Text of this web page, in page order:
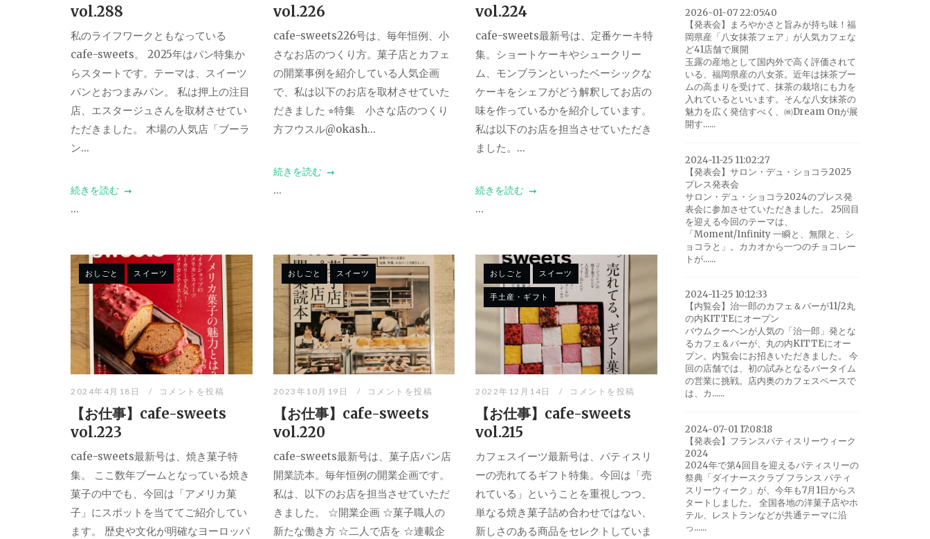
vol.288
私のライフワークともなっている
cafe-sweets。 2025年はパン特集か
らスタートです。テーマは、スイーツ
パンとおつまみパン。 私は押上の注目
店、エスタージュさんを取材させてい
ただきました。 木場の人気店「ブーラ
ン...
続きを読む
...
vol.226
cafe-sweets226号は、毎年恒例、小
さなお店のつくり方。菓子店とカフェ
の開業事例を紹介している人気企画
で、私は以下のお店を取材させていた
だきました ⭐︎特集 小さな店のつくり
方フウスル@okash...
続きを読む
...
vol.224
cafe-sweets最新号は、定番ケーキ特
集。ショートケーキやシュークリー
ム、モンブランといったベーシックな
ケーキをシェフがどう解釈してお店の
味を作っているかを紹介しています。
私は以下のお店を担当させていただき
ました。...
続きを読む
...
おしごと スイーツ
2024年4月18日 コメントを投稿
【お仕事】cafe-sweets
vol.223
cafe-sweets最新号は、焼き菓子特
集。 ここ数年ブームとなっている焼き
菓子の中でも、今回は「アメリカ菓
子」にスポットを当ててご紹介してい
ます。 歴史や文化が明確なヨーロッパ
おしごと スイーツ
2023年10月19日 コメントを投稿
【お仕事】cafe-sweets
vol.220
cafe-sweets最新号は、菓子店パン店
開業読本。毎年恒例の開業企画です。
私は、以下のお店を担当させていただ
きました。 ☆開業企画 ☆菓子職人の
新たな働き方 ☆二人で店を ☆連載企
おしごと スイーツ
手土産・ギフト
2022年12月14日 コメントを投稿
【お仕事】cafe-sweets
vol.215
カフェスイーツ最新号は、パティスリ
ーの売れてるギフト特集。今回は「売
れている」ということを重視しつつ、
単なる焼き菓子詰め合わせではない、
新しさのある商品をセレクトしていま
2026-01-07 22:05:40
【発表会】まろやかさと旨みが持ち味！福
岡県産「八女抹茶フェア」が人気カフェな
ど41店舗で展開
玉露の産地として国内外で高く評価されて
いる、福岡県産の八女茶。近年は抹茶ブー
ムの高まりを受けて、抹茶の栽培にも力を
入れているといいます。そんな八女抹茶の
魅力を広く発信すべく、㈱Dream Onが展
開す......
2024-11-25 11:02:27
【発表会】サロン・デュ・ショコラ2025
プレス発表会
サロン・デュ・ショコラ2024のプレス発
表会に参加させていただきました。 25回目
を迎える今回のテーマは、
「Moment/Infinity 一瞬と、無限と、シ
ョコラと」。カカオから一つのチョコレー
トが......
2024-11-25 10:12:33
【内覧会】治一郎のカフェ＆バーが11/2丸
の内KITTEにオープン
バウムクーヘンが人気の「治一郎」発とな
るカフェ＆バーが、丸の内KITTEにオー
プン。内覧会にお招きいただきました。 今
回の店舗では、初の試みとなるバータイム
の営業に挑戦。店内奥のカフェスペースで
は、カ......
2024-07-01 17:08:18
【発表会】フランスパティスリーウィーク
2024
2024年で第4回目を迎えるパティスリーの
祭典「ダイナースクラブ フランス パティ
スリーウィーク」が、今年も7月1日からス
タートしました。 全国各地の洋菓子店やホ
テル、レストランなどが共通テーマに沿
っ......